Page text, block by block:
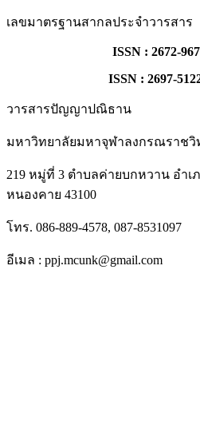
เลขมาตรฐานสากลประจำวารสาร
ISSN : 2672-
ISSN : 2697-
วารสารปัญญาปณิธาน
มหาวิทยาลัยมหาจุฬาลงกรณราชวิ
219 หมู่ที่ 3 ตำบลค่ายบกหวาน อำเ
หนองคาย 43100
โทร. 086-889-4578, 087-8531097
อีเมล : ppj.mcunk@gmail.com